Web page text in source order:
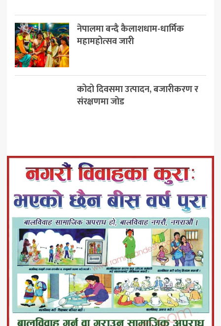
नेपालमा बन्दै कैलाशधाम-धार्मिक
महामहोत्सव जारी
कोदो दिवसमा उत्पादन, बजारीकरण र
संरक्षणमा जोड